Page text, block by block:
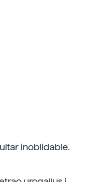
inoblidable.